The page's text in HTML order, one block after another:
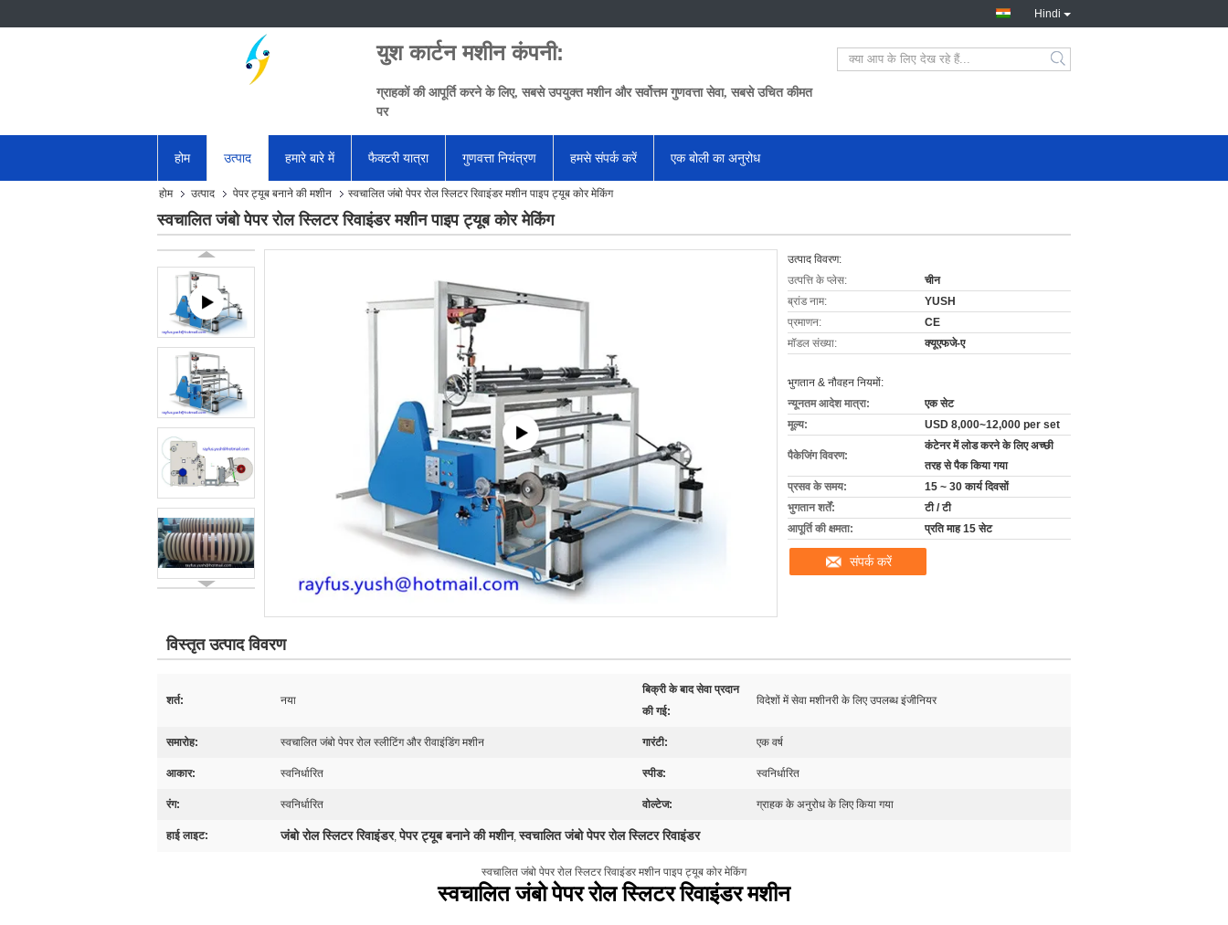
Hindi
युश कार्टन मशीन कंपनी:
ग्राहकों की आपूर्ति करने के लिए, सबसे उपयुक्त मशीन और सर्वोत्तम गुणवत्ता सेवा, सबसे उचित कीमत
पर
होम उत्पाद हमारे बारे में फैक्टरी यात्रा गुणवत्ता नियंत्रण हमसे संपर्क करें एक बोली का अनुरोध
होम उत्पाद पेपर ट्यूब बनाने की मशीन स्वचालित जंबो पेपर रोल स्लिटर रिवाइंडर मशीन पाइप ट्यूब कोर मेकिंग
स्वचालित जंबो पेपर रोल स्लिटर रिवाइंडर मशीन पाइप ट्यूब कोर मेकिंग
उत्पाद विवरण:
उत्पत्ति के प्लेस:
चीन
ब्रांड नाम:
YUSH
प्रमाणन:
CE
मॉडल संख्या:
क्यूएफजे-ए
भुगतान & नौवहन नियमों:
न्यूनतम आदेश मात्रा:
एक सेट
मूल्य:
USD 8,000~12,000 per set
पैकेजिंग विवरण:
कंटेनर में लोड करने के लिए अच्छी
तरह से पैक किया गया
प्रसव के समय:
15 ~ 30 कार्य दिवसों
भुगतान शर्तें:
टी / टी
आपूर्ति की क्षमता:
प्रति माह 15 सेट
संपर्क करें
विस्तृत उत्पाद विवरण
शर्त: नया
बिक्री के बाद सेवा प्रदान
की गई:
विदेशों में सेवा मशीनरी के लिए उपलब्ध इंजीनियर
समारोह: स्वचालित जंबो पेपर रोल स्लीटिंग और रीवाइंडिंग मशीन गारंटी: एक वर्ष
आकार: स्वनिर्धारित स्पीड: स्वनिर्धारित
रंग: स्वनिर्धारित वोल्टेज: ग्राहक के अनुरोध के लिए किया गया
हाई लाइट: जंबो रोल स्लिटर रिवाइंडर,पेपर ट्यूब बनाने की मशीन,स्वचालित जंबो पेपर रोल स्लिटर रिवाइंडर
स्वचालित जंबो पेपर रोल स्लिटर रिवाइंडर मशीन पाइप ट्यूब कोर मेकिंग
स्वचालित जंबो पेपर रोल स्लिटर रिवाइंडर मशीन